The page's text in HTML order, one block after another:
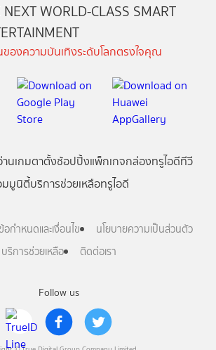
Follow us
NEXT WORLD-CLASS SMART
องความบันเทิงระดับโลกตรงใจคุณ
นเกมตาตั้งช้อปปิ้งแพ็กเกจกล่องทรูไอดีทีวี
มูนิตี้บริการช่วยเหลือทรูไอดี
ข้อกำหนดและเงื่อนไข
นโยบายความเป็นส่วนตัว
บริการช่วยเหลือ
ติดต่อเรา